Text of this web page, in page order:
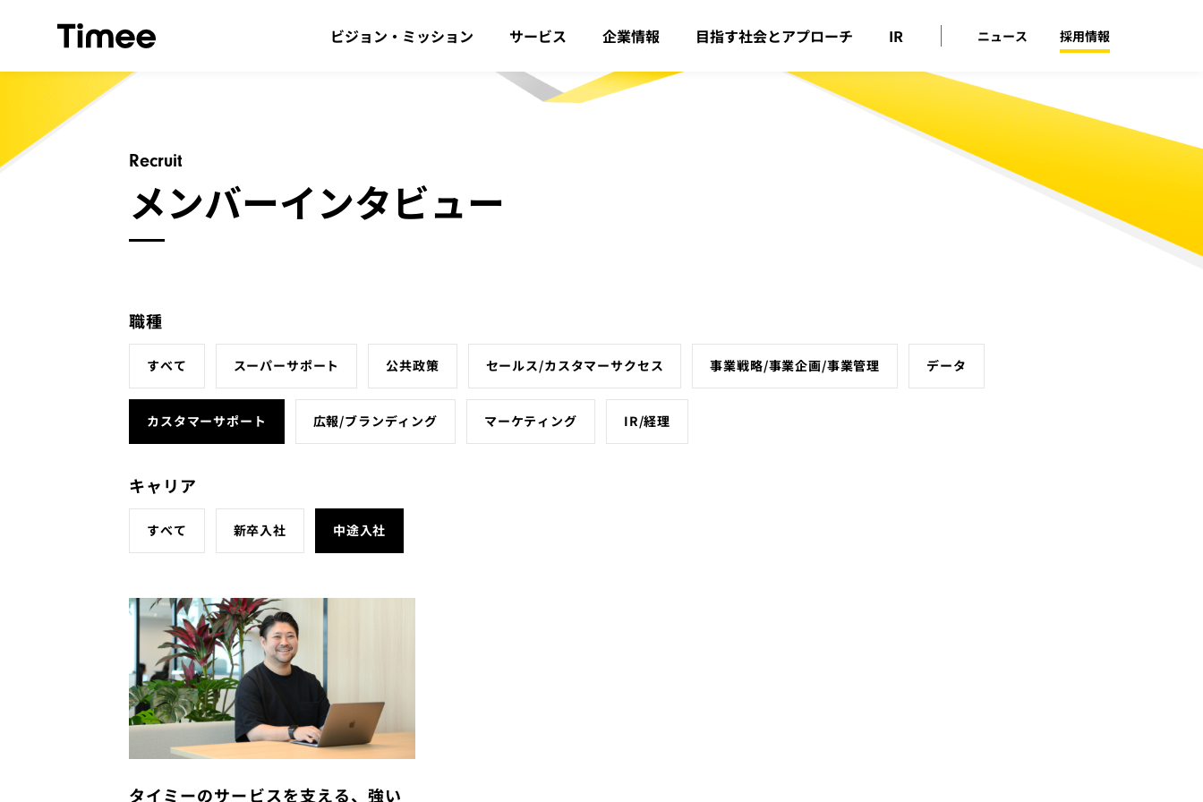
ビジョン・ミッション サービス 企業情報 目指す社会とアプローチ IR ニュース 採用情報
Recruit
メンバーインタビュー
職種
すべて スーパーサポート 公共政策 セールス/カスタマーサクセス 事業戦略/事業企画/事業管理 データ
カスタマーサポート 広報/ブランディング マーケティング IR/経理
キャリア
すべて 新卒入社 中途入社
タイミーのサービスを支える、強い